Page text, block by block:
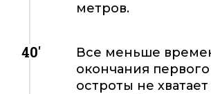
метров.
40'
Все меньше
окончания
остроты не